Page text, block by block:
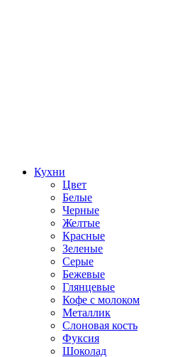
Кухни
Цвет
Белые
Черные
Желтые
Красные
Зеленые
Серые
Бежевые
Глянцевые
Кофе с молоком
Металлик
Слоновая кость
Фуксия
Шоколад